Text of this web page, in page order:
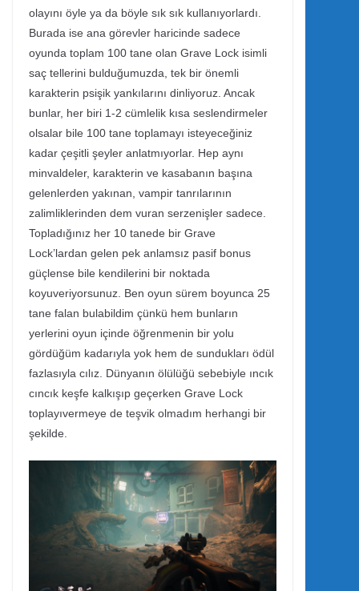
olayını öyle ya da böyle sık sık kullanıyorlardı.
Burada ise ana görevler haricinde sadece
oyunda toplam 100 tane olan Grave Lock isimli
saç tellerini bulduğumuzda, tek bir önemli
karakterin psişik yankılarını dinliyoruz. Ancak
bunlar, her biri 1-2 cümlelik kısa seslendirmeler
olsalar bile 100 tane toplamayı isteyeceğiniz
kadar çeşitli şeyler anlatmıyorlar. Hep aynı
minvaldeler, karakterin ve kasabanın başına
gelenlerden yakınan, vampir tanrılarının
zalimliklerinden dem vuran serzenişler sadece.
Topladığınız her 10 tanede bir Grave
Lock’lardan gelen pek anlamsız pasif bonus
güçlense bile kendilerini bir noktada
koyuveriyorsunuz. Ben oyun sürem boyunca 25
tane falan bulabildim çünkü hem bunların
yerlerini oyun içinde öğrenmenin bir yolu
gördüğüm kadarıyla yok hem de sundukları ödül
fazlasıyla cılız. Dünyanın ölülüğü sebebiyle ıncık
cıncık keşfe kalkışıp geçerken Grave Lock
toplayıvermeye de teşvik olmadım herhangi bir
şekilde.